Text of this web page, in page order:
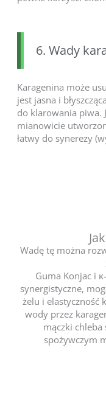
6. Wady
Karagenina może
jest jasna i
do klarowania piwa.
mianowicie
łatwy do synerezy
Wadę tę można
Guma Konjac i
synergistyczne,
żelu i elastyczność
wody przez
mączki
spożywczym